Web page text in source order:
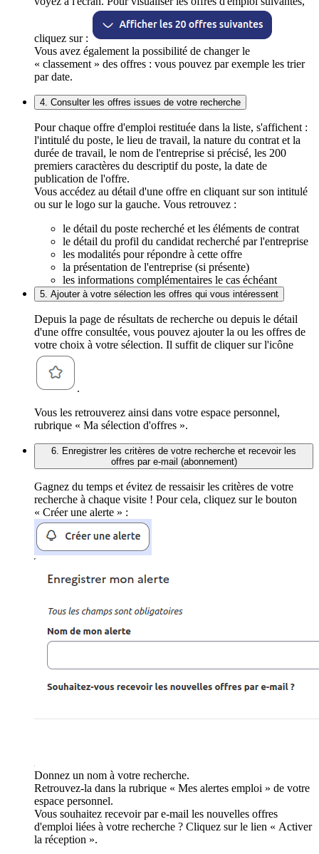
cliquez sur :
Vous avez également la possibilité de changer le
« classement » des offres : vous pouvez par exemple les trier
par date.
4. Consulter les offres issues de votre recherche
Pour chaque offre d'emploi restituée dans la liste, s'affichent :
l'intitulé du poste, le lieu de travail, la nature du contrat et la
durée de travail, le nom de l'entreprise si précisé, les 200
premiers caractères du descriptif du poste, la date de
publication de l'offre.
Vous accédez au détail d'une offre en cliquant sur son intitulé
ou sur le logo sur la gauche. Vous retrouvez :
le détail du poste recherché et les éléments de contrat
le détail du profil du candidat recherché par l'entreprise
les modalités pour répondre à cette offre
la présentation de l'entreprise (si présente)
les informations complémentaires le cas échéant
5. Ajouter à votre sélection les offres qui vous intéressent
Depuis la page de résultats de recherche ou depuis le détail
d'une offre consultée, vous pouvez ajouter la ou les offres de
votre choix à votre sélection. Il suffit de cliquer sur l'icône
.
Vous les retrouverez ainsi dans votre espace personnel,
rubrique « Ma sélection d'offres ».
6. Enregistrer les critères de votre recherche et recevoir les
offres par e-mail (abonnement)
Gagnez du temps et évitez de ressaisir les critères de votre
recherche à chaque visite ! Pour cela, cliquez sur le bouton
« Créer une alerte » :
Donnez un nom à votre recherche.
Retrouvez-la dans la rubrique « Mes alertes emploi » de votre
espace personnel.
Vous souhaitez recevoir par e-mail les nouvelles offres
d'emploi liées à votre recherche ? Cliquez sur le lien « Activer
la réception ».